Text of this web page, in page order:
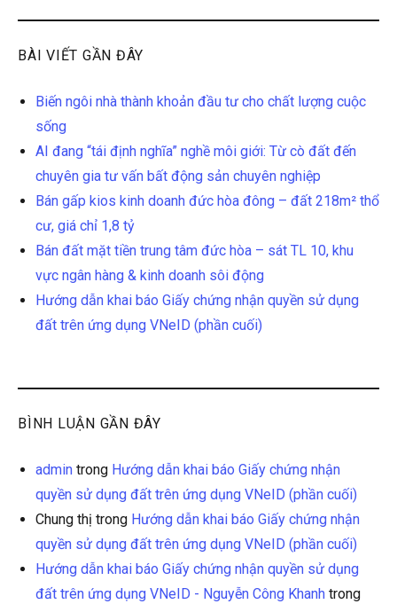
BÀI VIẾT GẦN ĐÂY
Biến ngôi nhà thành khoản đầu tư cho chất lượng cuộc
sống
AI đang “tái định nghĩa” nghề môi giới: Từ cò đất đến
chuyên gia tư vấn bất động sản chuyên nghiệp
Bán gấp kios kinh doanh đức hòa đông – đất 218m² thổ
cư, giá chỉ 1,8 tỷ
Bán đất mặt tiền trung tâm đức hòa – sát TL 10, khu
vực ngân hàng & kinh doanh sôi động
Hướng dẫn khai báo Giấy chứng nhận quyền sử dụng
đất trên ứng dụng VNeID (phần cuối)
BÌNH LUẬN GẦN ĐÂY
admin trong Hướng dẫn khai báo Giấy chứng nhận
quyền sử dụng đất trên ứng dụng VNeID (phần cuối)
Chung thị trong Hướng dẫn khai báo Giấy chứng nhận
quyền sử dụng đất trên ứng dụng VNeID (phần cuối)
Hướng dẫn khai báo Giấy chứng nhận quyền sử dụng
đất trên ứng dụng VNeID - Nguyễn Công Khanh trong